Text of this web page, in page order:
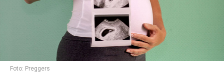
Foto: Preggers